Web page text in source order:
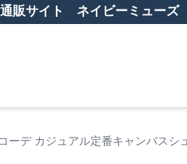
販サイト ネイビーミューズ
ーデ カジュアル定番キャンバスシ